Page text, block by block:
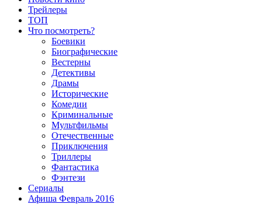
Трейлеры
ТОП
Что посмотреть?
Боевики
Биографические
Вестерны
Детективы
Драмы
Исторические
Комедии
Криминальные
Мультфильмы
Отечественные
Приключения
Триллеры
Фантастика
Фэнтези
Сериалы
Афиша Февраль 2016